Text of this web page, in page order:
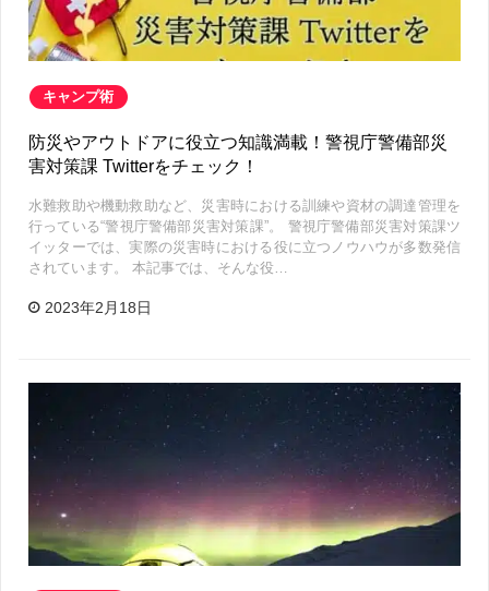
キャンプ術
防災やアウトドアに役立つ知識満載！警視庁警備部災
害対策課 Twitterをチェック！
水難救助や機動救助など、災害時における訓練や資材の調達管理を
行っている“警視庁警備部災害対策課”。 警視庁警備部災害対策課ツ
イッターでは、実際の災害時における役に立つノウハウが多数発信
されています。 本記事では、そんな役…
2023年2月18日